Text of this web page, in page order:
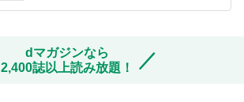
dマガジンなら
2,400誌以上読み放題！